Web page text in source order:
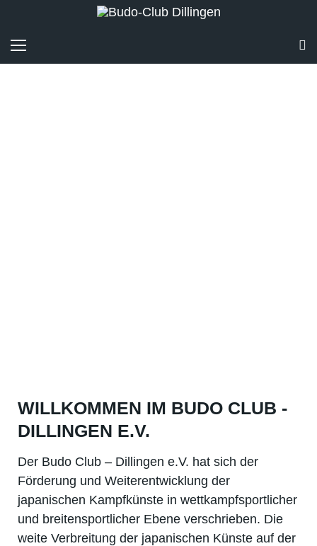
WILLKOMMEN IM BUDO CLUB -
DILLINGEN E.V.
Der Budo Club – Dillingen e.V. hat sich der
Förderung und Weiterentwicklung der
japanischen Kampfkünste in wettkampfsportlicher
und breitensportlicher Ebene verschrieben. Die
weite Verbreitung der japanischen Künste auf der